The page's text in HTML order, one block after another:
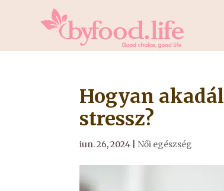
Hogyan
stressz?
iun. 26, 2024 Női egészség